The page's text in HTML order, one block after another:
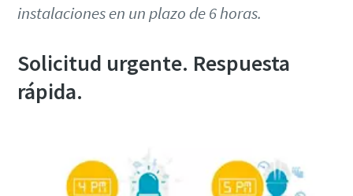
instalaciones en un plazo de 6 horas.
Solicitud urgente. Respuesta
rápida.